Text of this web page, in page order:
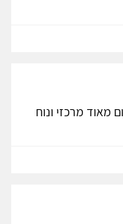
מאוד מרכזי ונוח